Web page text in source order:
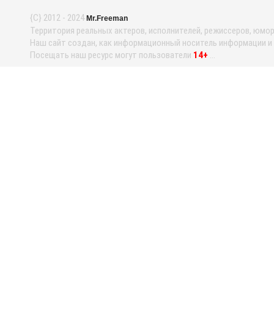
{С} 2012 - 2024 Mr.Freeman
Территория реальных актеров, исполнителей, режиссеров,
Наш сайт создан, как информационный носитель информации и
Посещать наш ресурс могут пользователи 14+ ...